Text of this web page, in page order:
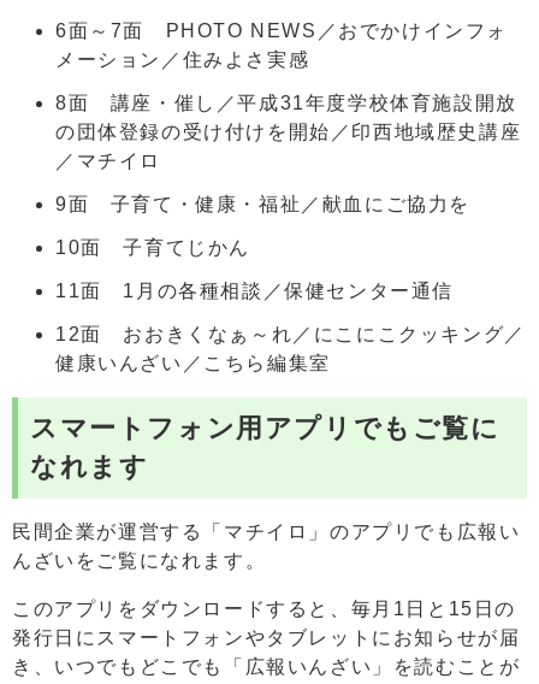
6面～7面 PHOTO NEWS／おでかけインフォ
メーション／住みよさ実感
8面 講座・催し／平成31年度学校体育施設開放
の団体登録の受け付けを開始／印西地域歴史講座
／マチイロ
9面 子育て・健康・福祉／献血にご協力を
10面 子育てじかん
11面 1月の各種相談／保健センター通信
12面 おおきくなぁ～れ／にこにこクッキング／
健康いんざい／こちら編集室
スマートフォン用アプリでもご覧に
なれます
民間企業が運営する「マチイロ」のアプリでも広報い
んざいをご覧になれます。
このアプリをダウンロードすると、毎月1日と15日の
発行日にスマートフォンやタブレットにお知らせが届
き、いつでもどこでも「広報いんざい」を読むことが